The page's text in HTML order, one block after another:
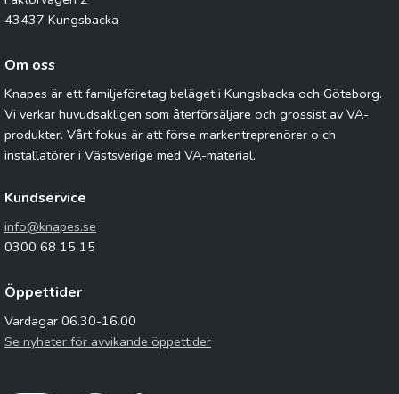
43437 Kungsbacka
Om oss
Knapes är ett familjeföretag beläget i Kungsbacka och Göteborg.
Vi verkar huvudsakligen som återförsäljare och grossist av VA-
produkter. Vårt fokus är att förse markentreprenörer o ch
installatörer i Västsverige med VA-material.
Kundservice
info@knapes.se
0300 68 15 15
Öppettider
Vardagar 06.30-16.00
Se nyheter för avvikande öppettider